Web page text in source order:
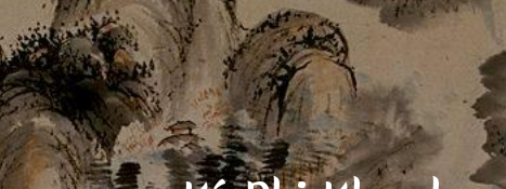
Skip to main content Skip to